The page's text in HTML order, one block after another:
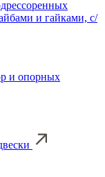
и гайками, с/
и опорных